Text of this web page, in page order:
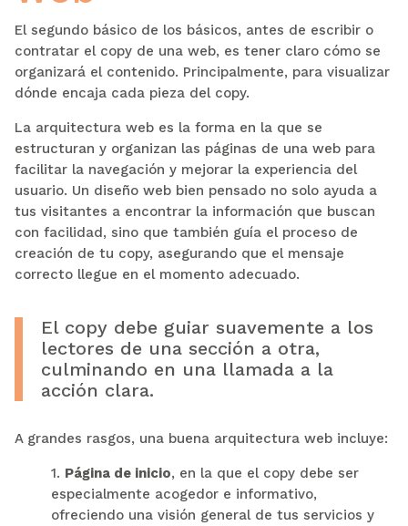
El segundo básico de los básicos, antes de escribir o
contratar el copy de una web, es tener claro cómo se
organizará el contenido. Principalmente, para visualizar
dónde encaja cada pieza del copy.
La arquitectura web es la forma en la que se
estructuran y organizan las páginas de una web para
facilitar la navegación y mejorar la experiencia del
usuario. Un diseño web bien pensado no solo ayuda a
tus visitantes a encontrar la información que buscan
con facilidad, sino que también guía el proceso de
creación de tu copy, asegurando que el mensaje
correcto llegue en el momento adecuado.
El copy debe guiar suavemente a los
lectores de una sección a otra,
culminando en una llamada a la
acción clara.
A grandes rasgos, una buena arquitectura web incluye:
1. Página de inicio, en la que el copy debe ser
especialmente acogedor e informativo,
ofreciendo una visión general de tus servicios y